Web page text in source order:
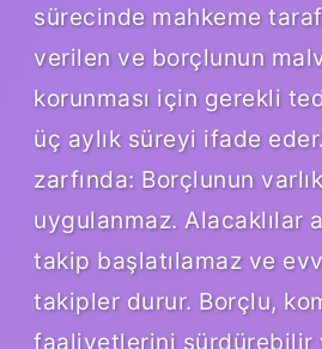
sürecinde mahkeme
verilen ve borçlunun
korunması için gerekli
üç aylık süreyi ifade
zarfında: Borçlunun
uygulanmaz. Alacaklılar
takip başlatılamaz ve
takipler durur. Borçlu,
faaliyetlerini sürdürebilir